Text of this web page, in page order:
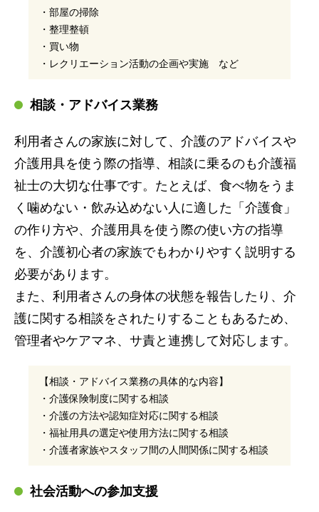
・部屋の掃除
・整理整頓
・買い物
・レクリエーション活動の企画や実施 など
相談・アドバイス業務
利用者さんの家族に対して、介護のアドバイスや
介護用具を使う際の指導、相談に乗るのも介護福
祉士の大切な仕事です。たとえば、食べ物をうま
く噛めない・飲み込めない人に適した「介護食」
の作り方や、介護用具を使う際の使い方の指導
を、介護初心者の家族でもわかりやすく説明する
必要があります。
また、利用者さんの身体の状態を報告したり、介
護に関する相談をされたりすることもあるため、
管理者やケアマネ、サ責と連携して対応します。
【相談・アドバイス業務の具体的な内容】
・介護保険制度に関する相談
・介護の方法や認知症対応に関する相談
・福祉用具の選定や使用方法に関する相談
・介護者家族やスタッフ間の人間関係に関する相談
社会活動への参加支援